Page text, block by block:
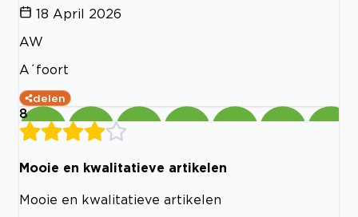
18 April 2026
AW
A´foort
delen
8
Mooie en kwalitatieve artikelen
Mooie en kwalitatieve artikelen